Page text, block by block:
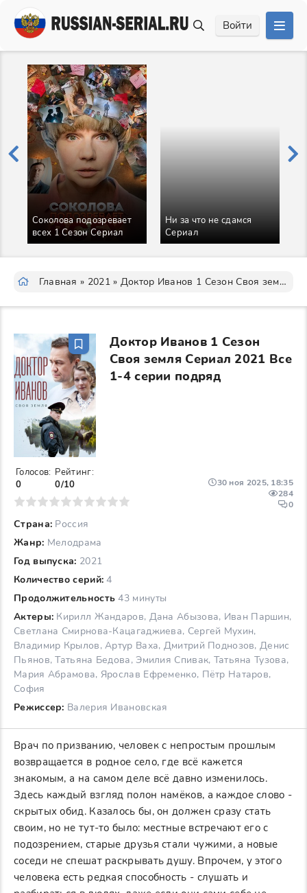
Войти
Соколова подозревает
всех 1 Сезон Сериал
Ни за что не сдамся
Сериал
Главная » 2021» Доктор Иванов 1 Сезон Своя земля Сериал
Доктор Иванов 1 Сезон
Своя земля Сериал 2021 Все
1-4 серии подряд
Страна: Россия
Жанр: Мелодрама
Год выпуска: 2021
Количество серий: 4
Продолжительность 43 минуты
Актеры: Кирилл Жандаров, Дана Абызова, Иван Паршин,
Светлана Смирнова-Кацагаджиева, Сергей Мухин,
Владимир Крылов, Артур Ваха, Дмитрий Поднозов, Денис
Пьянов, Татьяна Бедова, Эмилия Спивак, Татьяна Тузова,
Мария Абрамова, Ярослав Ефременко, Пётр Натаров,
София
Режиссер: Валерия Ивановская
30 ноя 2025, 18:35
284
0
Голосов:
0
Рейтинг:
0/10
7 8 9 10
Врач по призванию, человек с непростым прошлым
возвращается в родное село, где всё кажется
знакомым, а на самом деле всё давно изменилось.
Здесь каждый взгляд полон намёков, а каждое слово -
скрытых обид. Казалось бы, он должен сразу стать
своим, но не тут-то было: местные встречают его с
подозрением, старые друзья стали чужими, а новые
соседи не спешат раскрывать душу. Впрочем, у этого
человека есть редкая способность - слушать и